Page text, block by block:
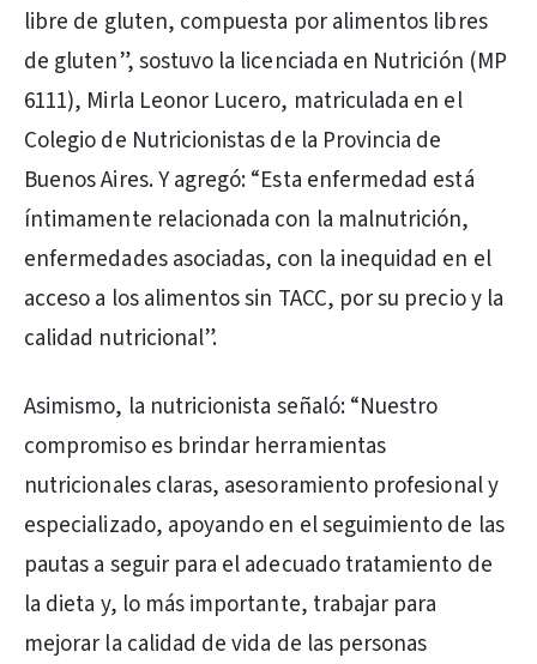
libre de gluten, compuesta por alimentos libres
de gluten”, sostuvo la licenciada en Nutrición (MP
6111), Mirla Leonor Lucero, matriculada en el
Colegio de Nutricionistas de la Provincia de
Buenos Aires. Y agregó: “Esta enfermedad está
íntimamente relacionada con la malnutrición,
enfermedades asociadas, con la inequidad en el
acceso a los alimentos sin TACC, por su precio y la
calidad nutricional”.
Asimismo, la nutricionista señaló: “Nuestro
compromiso es brindar herramientas
nutricionales claras, asesoramiento profesional y
especializado, apoyando en el seguimiento de las
pautas a seguir para el adecuado tratamiento de
la dieta y, lo más importante, trabajar para
mejorar la calidad de vida de las personas